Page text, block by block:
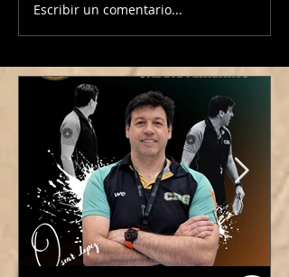
¡Manuela Martínez
continúa al frente de
Escribir un comentario...